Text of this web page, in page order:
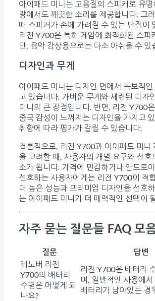
아이패드 미니는 고음질의 스피커로 유
량에서도 깨끗한 소리를 제공합니다. 그
때 스피커가 손에 가려질 수 있는 단점이
리전 Y700은 특히 게임에 최적화된 스피
만, 음악 감상용으로는 다소 아쉬울 수 있
디자인과 무게
아이패드 미니는 디자인 면에서 독보적
고 있습니다. 가벼운 무게와 세련된 디자
미니의 큰 장점입니다. 반면, 리전 Y700
중국 감성이 느껴지는 디자인을 가지고
취향에 따라 평가가 갈릴 수 있습니다.
결론적으로, 리전 Y700과 아이패드 미니
을 고려할 때, 사용자의 개별 요구와 선호
소가 됩니다. 가격에 민감하거나 안드로
선호하는 사용자에게는 리전 Y700이 적
더 높은 성능과 프리미엄 디자인을 선호
는 아이패드 미니가 더 매력적인 선택이
자주 묻는 질문들 FAQ 모
질문
답변
레노버 리전
Y700의 배터리
수명은 어떻게 되
나요?
리전 Y700은 배터리
며, 일반적인 사용에서
배터리가 남아있는 경